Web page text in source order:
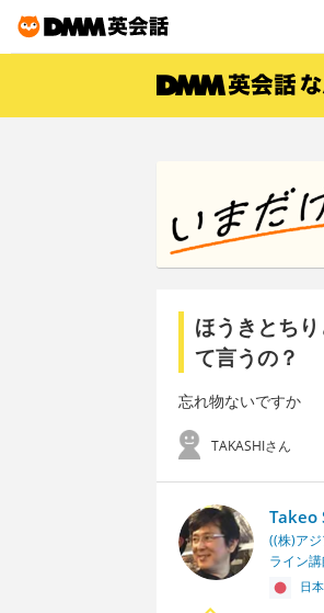
ほうきとち
て言うの？
忘れ物ないですか
TAKASHIさん
Takeo
((株)ア
ライン
日本